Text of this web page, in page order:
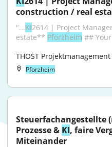
construction / real
"...KI2614 | Project
estate** Pforzheim ##
THOST Projektmanagement
Pforzheim
Steuerfachangestellte
Prozesse & KI, faire
Miteinander